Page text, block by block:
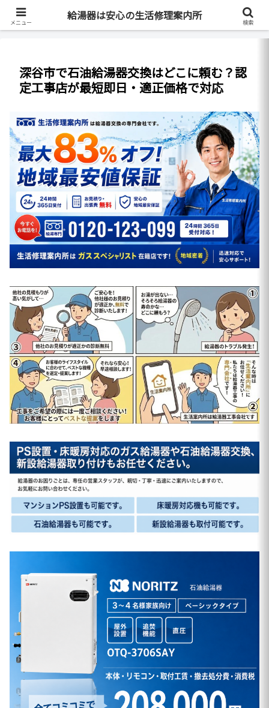
最短即日・全国対応・最大83%OFF
深谷市で石油給湯器交換はどこに頼む？認
定工事店が最短即日・適正価格で対応
メニュー
給湯器は安心の生活修理案内所
検索